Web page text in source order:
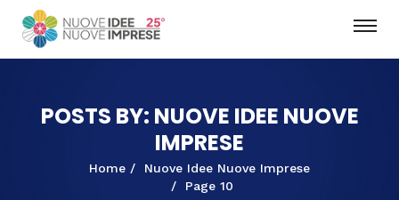
POSTS BY: NUOVE IDEE NUOVE
IMPRESE
Home
Nuove Idee Nuove Imprese
Page 10